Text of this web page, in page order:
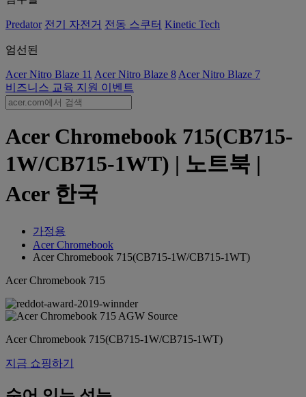
Predator 전기 자전거 전동 스쿠터 Kinetic Tech
엄선된
Acer Nitro Blaze 11 Acer Nitro Blaze 8 Acer Nitro Blaze 7
비즈니스 교육 지원 이벤트
Acer Chromebook 715(CB715-
1W/CB715-1WT) | 노트북 |
Acer 한국
가정용
Acer Chromebook
Acer Chromebook 715(CB715-1W/CB715-1WT)
Acer Chromebook 715
Acer Chromebook 715(CB715-1W/CB715-1WT)
지금 쇼핑하기